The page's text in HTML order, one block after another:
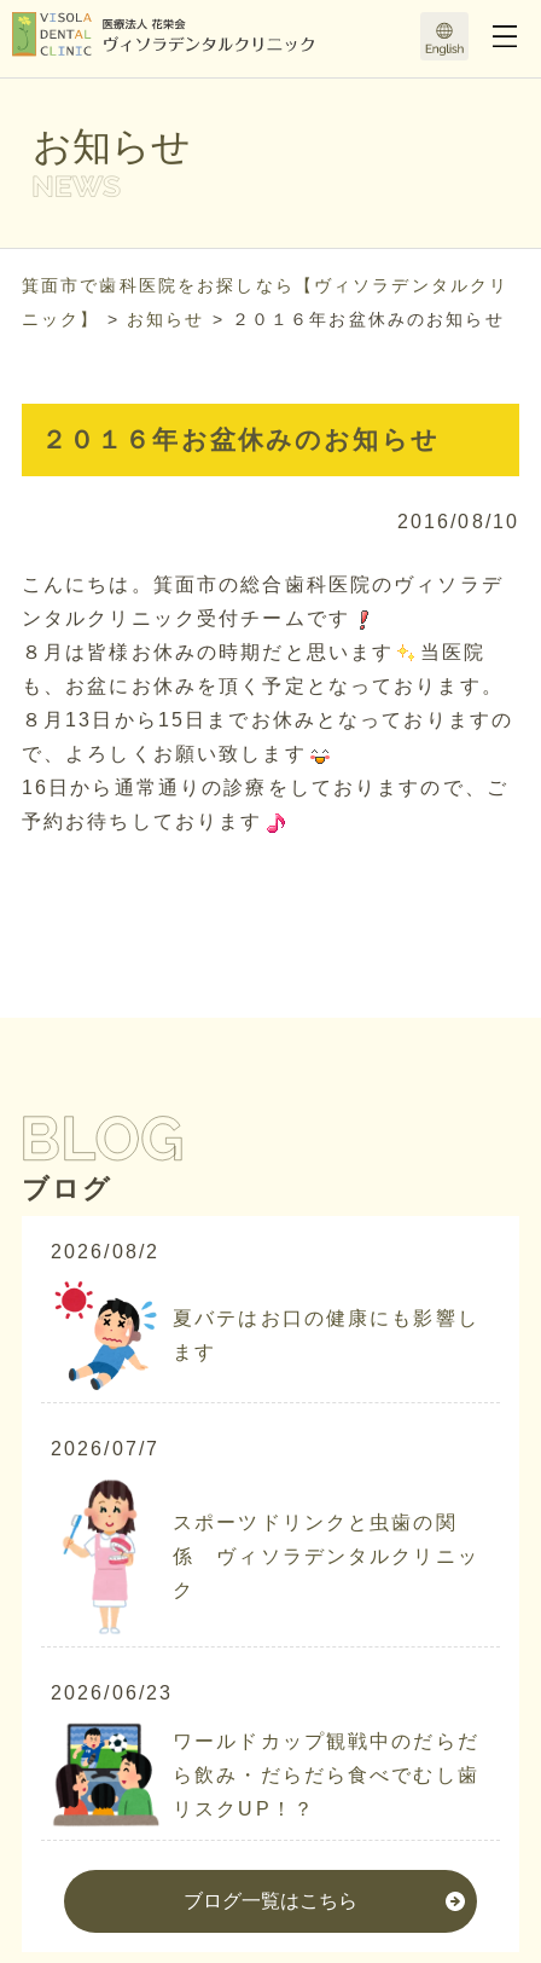
お知らせ
箕面市で歯科医院をお探しなら【ヴィソラデンタルクリ
ニック】
> お知らせ > ２０１６年お盆休みのお知らせ
２０１６年お盆休みのお知らせ
2016/08/10
こんにちは。箕面市の総合歯科医院のヴィソラデ
ンタルクリニック受付チームです
８月は皆様お休みの時期だと思います
当医院
も、お盆にお休みを頂く予定となっております。
８月13日から15日までお休みとなっておりますの
で、よろしくお願い致します
16日から通常通りの診療をしておりますので、ご
予約お待ちしております
ブログ
2026/08/2
夏バテはお口の健康にも影響し
ます
2026/07/7
スポーツドリンクと虫歯の関
係 ヴィソラデンタルクリニッ
ク
2026/06/23
ワールドカップ観戦中のだらだ
ら飲み・だらだら食べでむし歯
リスクUP！？
ブログ一覧はこちら